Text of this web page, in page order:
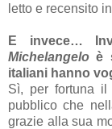
letto e recensito
E invece…
Michelangelo è
italiani hanno
Sì, per fortuna il
pubblico che
grazie alla sua